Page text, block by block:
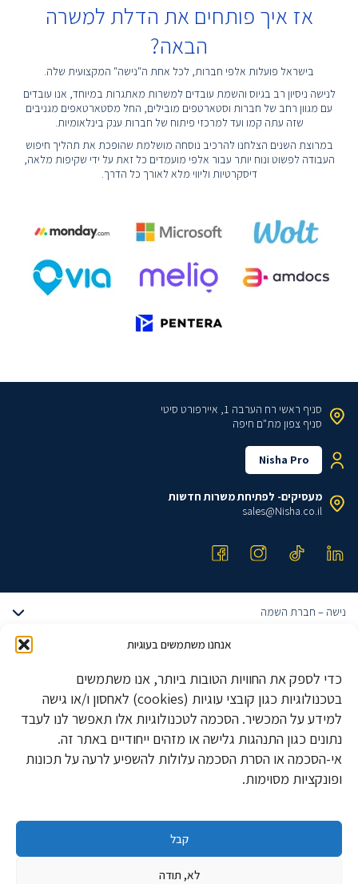
אנחנו משתמשים בעוגיות
כדי לספק את החוויות הטובות ביותר, אנו משתמשים
בטכנולוגיות כגון קובצי עוגיות (cookies) לאחסון ו/או גישה
למידע על המכשיר. הסכמה לטכנולוגיות אלו תאפשר לנו לעבד
נתונים כגון התנהגות גלישה או מזהים ייחודיים באתר זה.
אי-הסכמה או הסרת הסכמה עלולות להשפיע לרעה על תכונות
ופונקציות מסוימות.
קבל
לא, תודה
אז איך פותחים את הדלת למשרה
הבאה?
בישראל פועלות אלפי חברות, לכל אחת ה"נישה" המקצועית שלה.
לנישה ניסיון רב בגיוס והשמת עובדים למשרות מאתגרות במיוחד, אנו עובדים
עם מגוון רחב של חברות וסטארטפים מובילים, החל מסטארטאפים מגניבים
שזה עתה קמו ועד למרכזי פיתוח של חברות ענק בינלאומיות.
במרוצת השנים הצלחנו להרכיב נוסחה מושלמת שהופכת את תהליך חיפוש
העבודה לפשוט ונוח יותר עבור אלפי מועמדים כל זאת על ידי שקיפות מלאה,
דיסקרטיות וליווי מלא לאורך כל הדרך.
סניף ראשי רח הערבה 1, איירפורט סיטי
סניף צפון מת"ם חיפה
Nisha Pro
מעסיקים- לפתיחת משרות חדשות
sales@Nisha.co.il
נישה – חברת השמה
טבלאות שכר
מגייסים עובדים?
סוכן חכם
בלוג מאמרים
צרו קשר
הצהרת נגישות
דרושים מתכנתים
דרושים QA ובודקי תוכנה
דרושים UX UI
דרושים סייבר
דרושים חומרה
דרושים מהנדסי חשמל
משרות הייטק מבוקשות
פיתוח אלגוריתמים
מהנדסי חומרה
BI Developer
Front End Developer
QA Team Lead
דרושים רוקחים
דרושים אבטחת איכות ואמינות
Stock footage provided by Pressmaster, downloaded from